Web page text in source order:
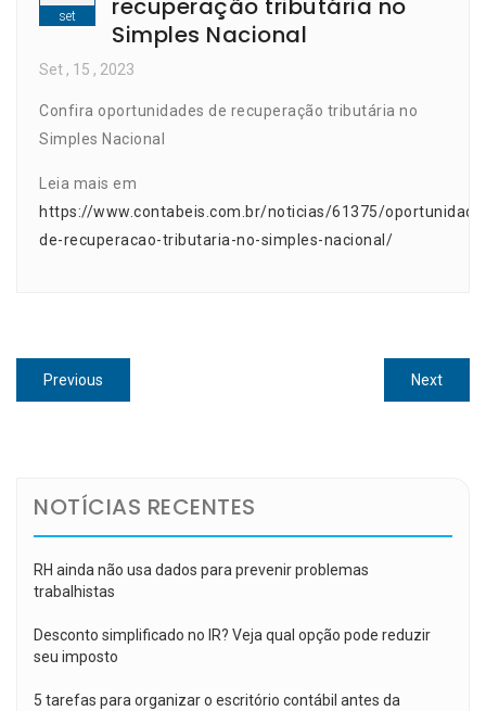
set
Simples Nacional
Set , 15 , 2023
Confira oportunidades de recuperação tributária no
Simples Nacional
Leia mais em
https://www.contabeis.com.br/noticias/61375/
de-recuperacao-tributaria-no-simples-nacional/
Navegação
de
Previous
post:
NextNext
post:
NOTÍCIAS RECENTES
RH ainda não usa dados para prevenir problemas
trabalhistas
Desconto simplificado no IR? Veja qual opção pode reduzir
seu imposto
5 tarefas para organizar o escritório contábil antes da